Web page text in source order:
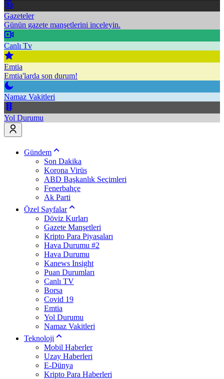
Gazeteler
Günün gazete manşetlerini inceleyin.
Canlı Tv
Emtia
Emtia'larda son durum!
Namaz Vakitleri
Yol Durumu
Gündem
Son Dakika
Korona Virüs
ABD Başkanlık Seçimleri
Fenerbahçe
Ak Parti
Özel Sayfalar
Döviz Kurları
Gazete Manşetleri
Kripto Para Piyasaları
Hava Durumu #2
Hava Durumu
Kanews Insight
Puan Durumları
Canlı TV
Borsa
Covid 19
Emtia
Yol Durumu
Namaz Vakitleri
Teknoloji
Mobil Haberler
Uzay Haberleri
E-Dünya
Kripto Para Haberleri